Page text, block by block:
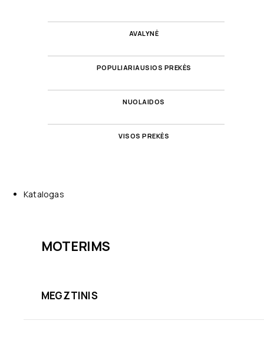
AVALYNĖ
POPULIARIAUSIOS PREKĖS
NUOLAIDOS
VISOS PREKĖS
Katalogas
MOTERIMS
MEGZTINIS